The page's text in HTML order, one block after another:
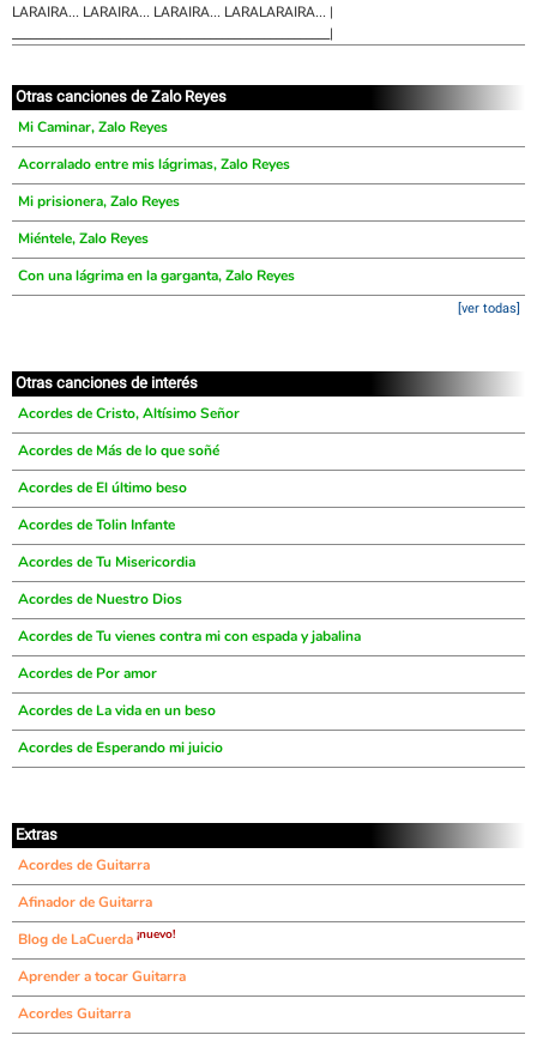
LARAIRA... LARAIRA... LARAIRA... LARALARAIRA... |
_____________________________________________________|
Otras canciones de Zalo Reyes
Mi Caminar, Zalo Reyes
Acorralado entre mis lágrimas, Zalo Reyes
Mi prisionera, Zalo Reyes
Miéntele, Zalo Reyes
Con una lágrima en la garganta, Zalo Reyes
[ver todas]
Otras canciones de interés
Acordes de Cristo, Altísimo Señor
Acordes de Más de lo que soñé
Acordes de El último beso
Acordes de Tolin Infante
Acordes de Tu Misericordia
Acordes de Nuestro Dios
Acordes de Tu vienes contra mi con espada y jabalina
Acordes de Por amor
Acordes de La vida en un beso
Acordes de Esperando mi juicio
Extras
Acordes de Guitarra
Afinador de Guitarra
Blog de LaCuerda ¡nuevo!
Aprender a tocar Guitarra
Acordes Guitarra